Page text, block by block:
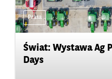
Prasa
Świat: Wystawa Ag
Days